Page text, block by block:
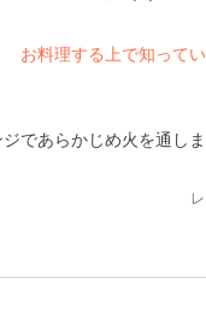
お料理する上で知って
であらかじめ火を通し